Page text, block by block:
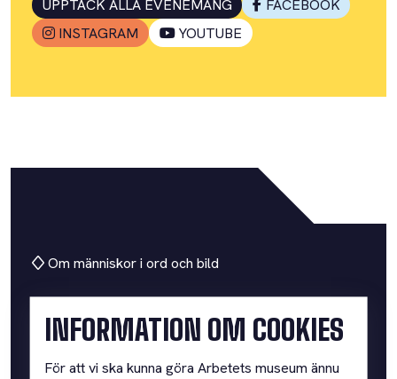
UPPTÄCK ALLA EVENEMANG
FACEBOOK
INSTAGRAM
YOUTUBE
Om människor i ord och bild
ARBETETS MUSEUM
INFORMATION OM COOKIES
För att vi ska kunna göra Arbetets museum ännu